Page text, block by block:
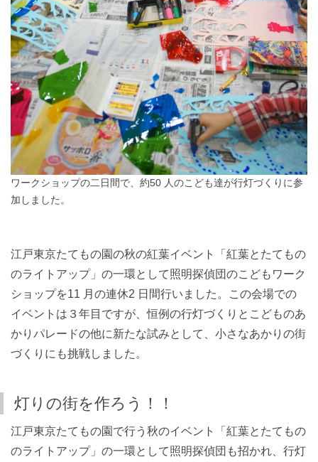
ワークショップの二日間で、約50 人のこども達が行灯づくりに参
加しました。
江戸東京たてもの園の秋の紅葉イベント「紅葉とたてもの
のライトアップ」の一環として照明探偵団のこどもワーク
ショップを11 月の連休2 日間行いました。この会場での
イベントは３年目ですが、恒例の行灯づくりとこどものあ
かりパレードの他に新たな試みとして、小さなあかりの街
づくりにも挑戦しました。
灯りの街を作ろう！！
江戸東京たてもの園で行う秋のイベント「紅葉とたてもの
のライトアップ」の一環として照明探偵団も招かれ、行灯